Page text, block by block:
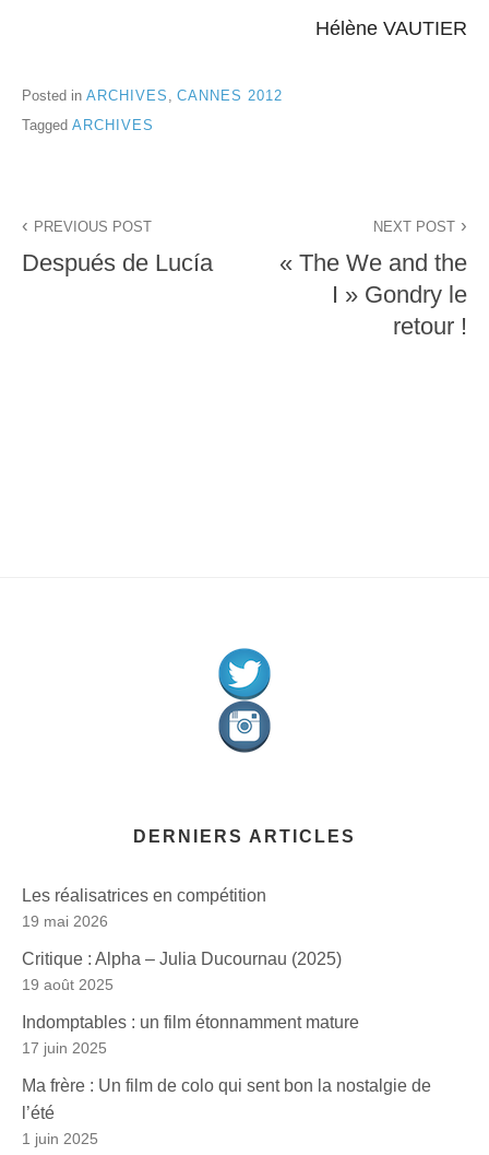
Hélène VAUTIER
Posted in ARCHIVES , CANNES 2012
Tagged ARCHIVES
de
PREVIOUS POST
Después de Lucía
NEXT POST
« The We and the
I » Gondry le
retour !
DERNIERS ARTICLES
Les réalisatrices en compétition
19 mai 2026
Critique : Alpha – Julia Ducournau (2025)
19 août 2025
Indomptables : un film étonnamment mature
17 juin 2025
Ma frère : Un film de colo qui sent bon la nostalgie de
l’été
1 juin 2025